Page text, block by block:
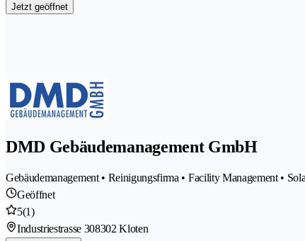
Jetzt geöffnet
DMD Gebäudemanagement GmbH
Gebäudemanagement • Reinigungsfirma • Facility Management •
Geöffnet
5(1)
Industriestrasse 308302 Kloten